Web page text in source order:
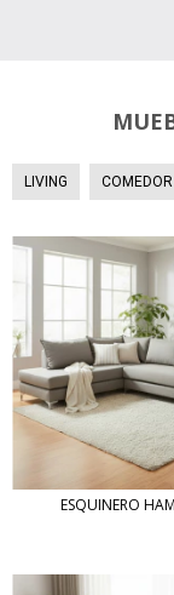
LIVING COMEDOR
ESQUINERO